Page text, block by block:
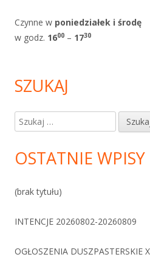
Czynne w poniedziałek i środę
w godz. 1600 – 1730
SZUKAJ
Szukaj:
OSTATNIE WPISY
(brak tytułu)
INTENCJE 20260802-20260809
OGŁOSZENIA DUSZPASTERSKIE